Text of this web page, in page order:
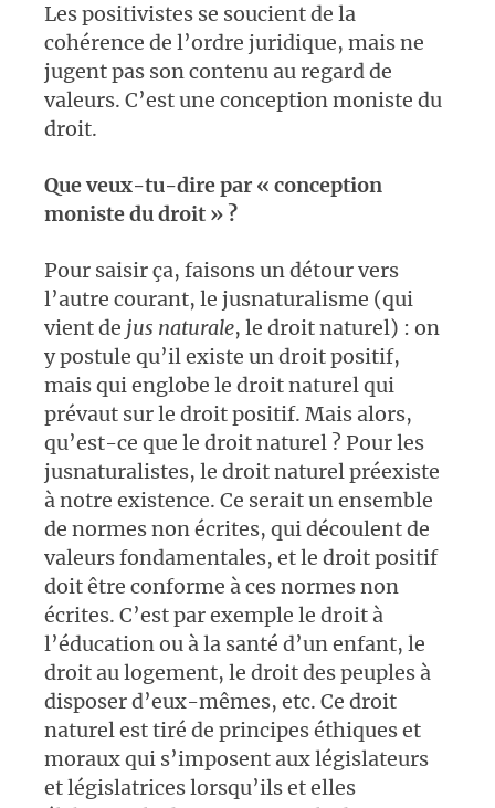
Les positivistes se soucient de la
cohérence de l’ordre juridique, mais ne
jugent pas son contenu au regard de
valeurs. C’est une conception moniste du
droit.
Que veux-tu-dire par « conception
moniste du droit » ?
Pour saisir ça, faisons un détour vers
l’autre courant, le jusnaturalisme (qui
vient de jus naturale, le droit naturel) : on
y postule qu’il existe un droit positif,
mais qui englobe le droit naturel qui
prévaut sur le droit positif. Mais alors,
qu’est-ce que le droit naturel ? Pour les
jusnaturalistes, le droit naturel préexiste
à notre existence. Ce serait un ensemble
de normes non écrites, qui découlent de
valeurs fondamentales, et le droit positif
doit être conforme à ces normes non
écrites. C’est par exemple le droit à
l’éducation ou à la santé d’un enfant, le
droit au logement, le droit des peuples à
disposer d’eux-mêmes, etc. Ce droit
naturel est tiré de principes éthiques et
moraux qui s’imposent aux législateurs
et législatrices lorsqu’ils et elles